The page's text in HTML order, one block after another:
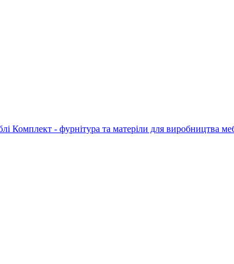
Комплект - фурнітура та матеріли для виробництва